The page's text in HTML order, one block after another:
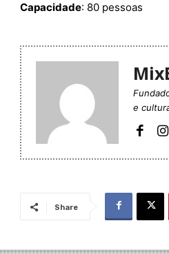
Capacidade: 80 pessoas
e
Share